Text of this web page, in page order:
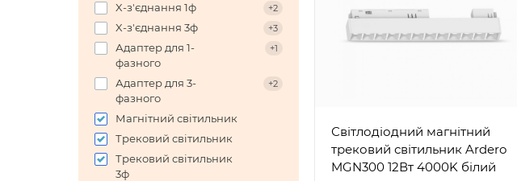
X-з'єднання 1ф +2
X-з'єднання 3ф +3
Адаптер для 1-
фазного
+1
Адаптер для 3-
фазного
+2
Магнітний світильник
Трековий світильник
Трековий світильник
3ф
Світлодіодний магнітний
трековий світильник Ardero
MGN300 12Вт 4000K білий